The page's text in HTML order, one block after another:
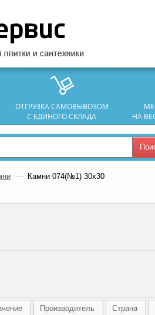
ОТГРУЗКА САМОВЫВОЗОМ
С ЕДИНОГО СКЛАДА
НА
— Камни 074(№1) 30х30
Производитель Страна